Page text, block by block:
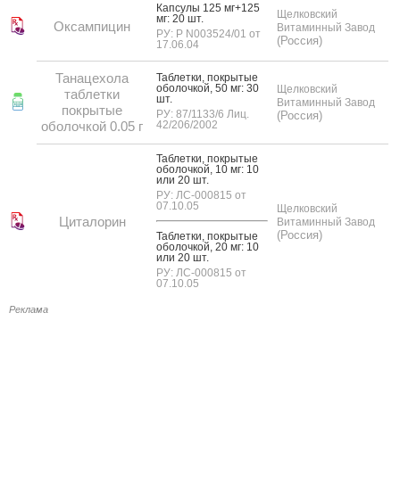
Оксампицин
Кап­су­лы 125 мг+125
мг: 20 шт.
РУ: Р N003524/01 от
17.06.04
Щелковский
Витаминный Завод
(Россия)
Танацехола
таблетки
покрытые
оболочкой 0.05 г
Таб­летки, пок­ры­тые
обо­лоч­кой, 50 мг: 30
шт.
РУ: 87/1133/6 Лиц.
42/206/2002
Щелковский
Витаминный Завод
(Россия)
Циталорин
Таб­летки, пок­ры­тые
обо­лоч­кой, 10 мг: 10
или 20 шт.
РУ: ЛС-000815 от
07.10.05
Таб­летки, пок­ры­тые
обо­лоч­кой, 20 мг: 10
или 20 шт.
РУ: ЛС-000815 от
07.10.05
Щелковский
Витаминный Завод
(Россия)
Реклама